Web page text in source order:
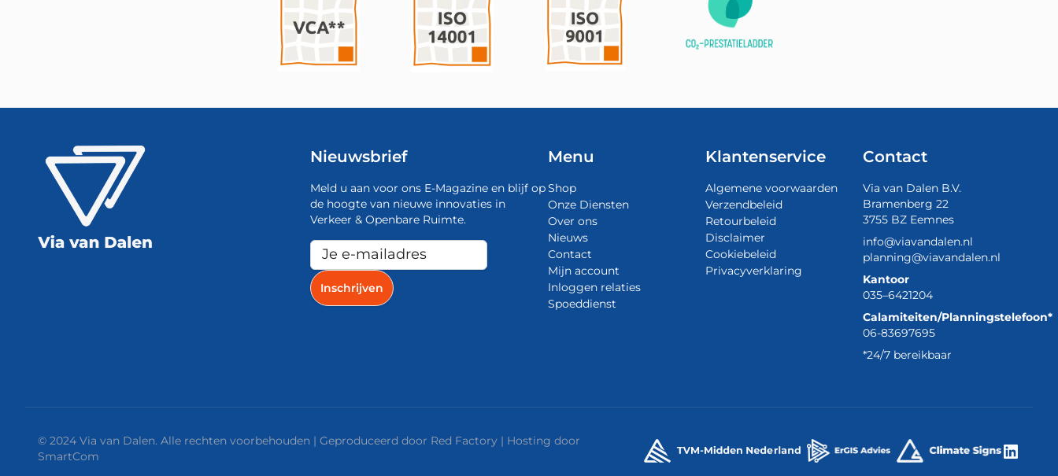
Nieuwsbrief
Meld u aan voor ons E-Magazine en blijf op
de hoogte van nieuwe innovaties in
Verkeer & Openbare Ruimte.
Menu
Shop
Onze Diensten
Over ons
Nieuws
Contact
Mijn account
Inloggen relaties
Spoeddienst
Klantenservice
Algemene voorwaarden
Verzendbeleid
Retourbeleid
Disclaimer
Cookiebeleid
Privacyverklaring
Contact
Via van Dalen B.V.
Bramenberg 22
3755 BZ Eemnes
info@viavandalen.nl
planning@viavandalen.nl
Kantoor
035–6421204
Calamiteiten/Planningstelefoon*
06-83697695
*24/7 bereikbaar
© 2024 Via van Dalen. Alle rechten voorbehouden | Geproduceerd door Red Factory | Hosting door
SmartCom